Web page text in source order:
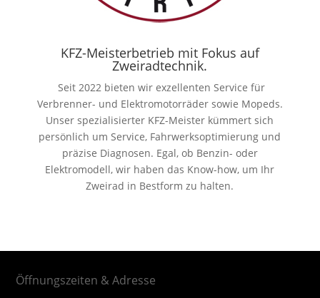
KFZ-Meisterbetrieb mit Fokus auf
Zweiradtechnik.
Seit 2022 bieten wir exzellenten Service für
Verbrenner- und Elektromotorräder sowie Mopeds.
Unser spezialisierter KFZ-Meister kümmert sich
persönlich um Service, Fahrwerksoptimierung und
präzise Diagnosen. Egal, ob Benzin- oder
Elektromodell, wir haben das Know-how, um Ihr
Zweirad in Bestform zu halten.
Öffnungszeiten & Adresse